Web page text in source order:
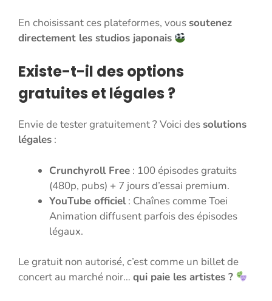
En choisissant ces plateformes, voussoutenez
directement les studios japonais
Existe-t-il des options
gratuites et légales ?
Envie de tester gratuitement ? Voici dessolutions
légales :
Crunchyroll Free : 100 épisodes gratuits
(480p, pubs) + 7 jours d’essai premium.
YouTube officiel: Chaînes comme Toei
Animation diffusent parfois des épisodes
légaux.
Le gratuit non autorisé, c’est comme un billet de
concert au marché noir… qui paie les artistes ?